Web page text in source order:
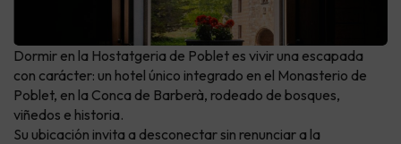
Dormir en la Hostatgeria de Poblet es vivir una escapada
con carácter: un hotel único integrado en el Monasterio de
Poblet, en la Conca de Barberà, rodeado de bosques,
viñedos e historia.
Su ubicación invita a desconectar sin renunciar a la